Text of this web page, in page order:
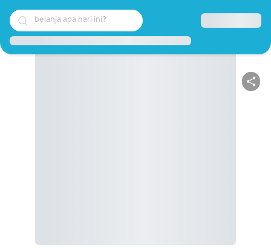
belanja apa hari ini?